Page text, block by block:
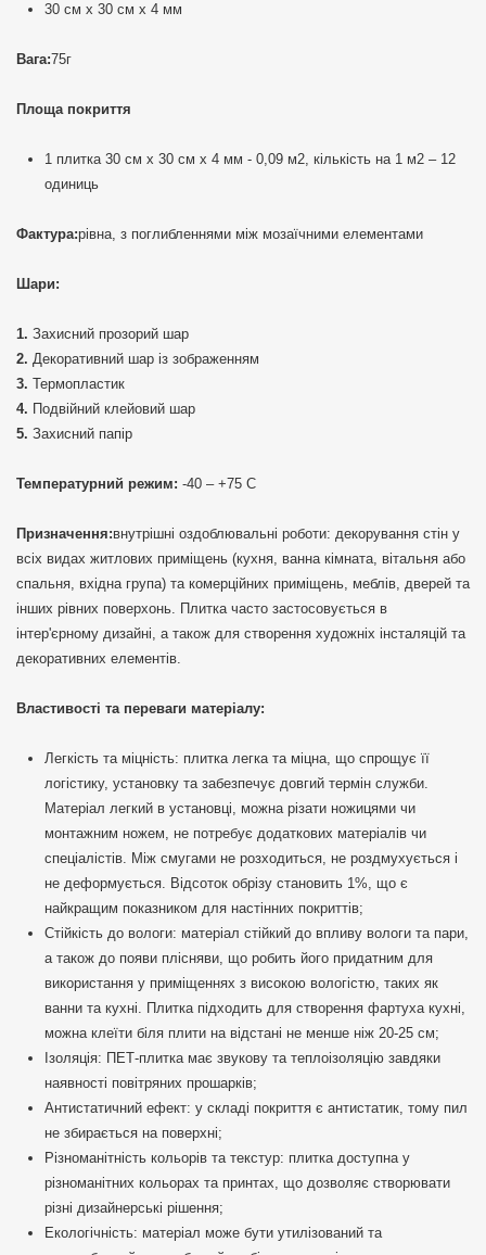
30 см х 30 см х 4 мм
Вага:75г
Площа покриття
1 плитка 30 см х 30 см х 4 мм - 0,09 м2, кількість на 1 м2 – 12
одиниць
Фактура:рівна, з поглибленнями між мозаїчними елементами
Шари:
Захисний прозорий шар
Декоративний шар із зображенням
Термопластик
Подвійний клейовий шар
Захисний папір
Температурний режим: -40 – +75 С
Призначення:внутрішні оздоблювальні роботи: декорування стін у
всіх видах житлових приміщень (кухня, ванна кімната, вітальня або
спальня, вхідна група) та комерційних приміщень, меблів, дверей та
інших рівних поверхонь. Плитка часто застосовується в
інтер'єрному дизайні, а також для створення художніх інсталяцій та
декоративних елементів.
Властивості та переваги матеріалу:
Легкість та міцність: плитка легка та міцна, що спрощує її
логістику, установку та забезпечує довгий термін служби.
Матеріал легкий в установці, можна різати ножицями чи
монтажним ножем, не потребує додаткових матеріалів чи
спеціалістів. Між смугами не розходиться, не роздмухується і
не деформується. Відсоток обрізу становить 1%, що є
найкращим показником для настінних покриттів;
Стійкість до вологи: матеріал стійкий до впливу вологи та пари,
а також до появи плісняви, що робить його придатним для
використання у приміщеннях з високою вологістю, таких як
ванни та кухні. Плитка підходить для створення фартуха кухні,
можна клеїти біля плити на відстані не менше ніж 20-25 см;
Ізоляція: ПЕТ-плитка має звукову та теплоізоляцію завдяки
наявності повітряних прошарків;
Антистатичний ефект: у складі покриття є антистатик, тому пил
не збирається на поверхні;
Різноманітність кольорів та текстур: плитка доступна у
різноманітних кольорах та принтах, що дозволяє створювати
різні дизайнерські рішення;
Екологічність: матеріал може бути утилізований та